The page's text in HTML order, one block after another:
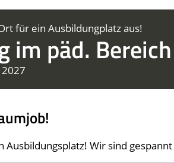
für ein Ausbildungplatz aus!
im päd. Bereich
Ausbildungsplatz! Wir sind